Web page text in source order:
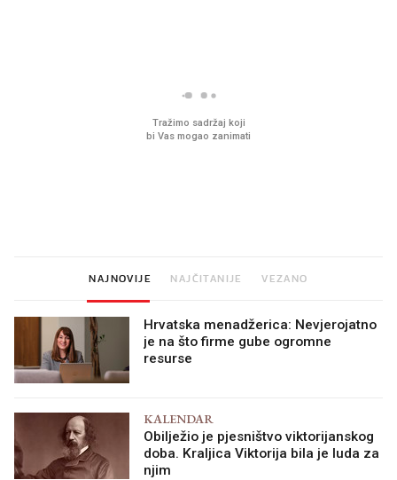
NAJNOVIJE NAJČITANIJE VEZANO
Hrvatska menadžerica: Nevjerojatno
je na što firme gube ogromne
resurse
KALENDAR
Obilježio je pjesništvo viktorijanskog
doba. Kraljica Viktorija bila je luda za
njim